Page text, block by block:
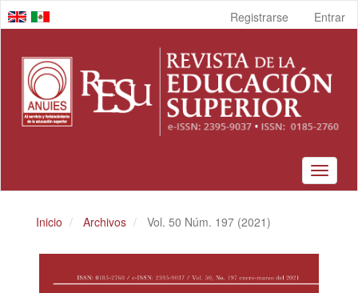
Navegación
principal
principal
Barra
lateral
Registrarse Entrar
Toggle
Inicio Archivos Vol. 50 Núm. 197 (2021)